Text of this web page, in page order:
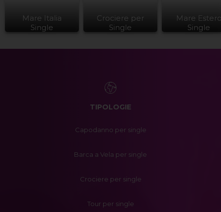
Mare Italia
Single
Crociere per
Single
Mare
Single
TIPOLOGIE
Capodanno per single
Barca a Vela per single
Crociere per single
Tour per single